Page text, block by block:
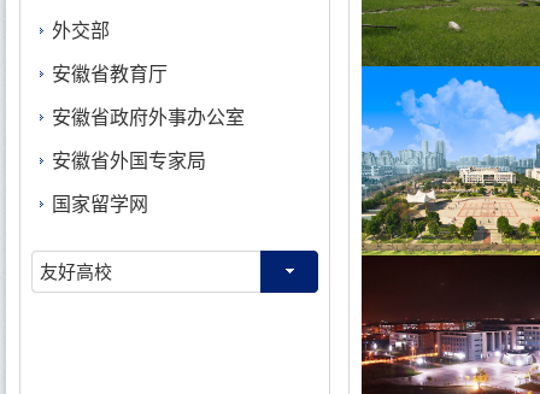
外交部
安徽省教育厅
安徽省政府外事办公室
安徽省外国专家局
国家留学网
友好高校